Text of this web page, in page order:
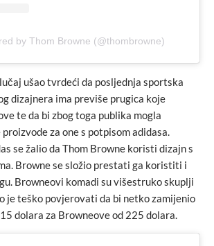
by Thom Browne (@thombrowne)
ušao tvrdeći da posljednja sportska
dizajnera ima previše prugica koje
te da bi zbog toga publika mogla
za one s potpisom adidasa.
se žalio da Thom Browne koristi dizajn s
Browne se složio prestati ga koristiti i
Browneovi komadi su višestruko skuplji
je teško povjerovati da bi netko zamijenio
dolara za Browneove od 225 dolara.